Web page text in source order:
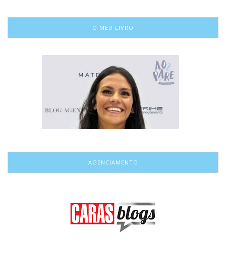
O MEU LIVRO
AGENCIAMENTO